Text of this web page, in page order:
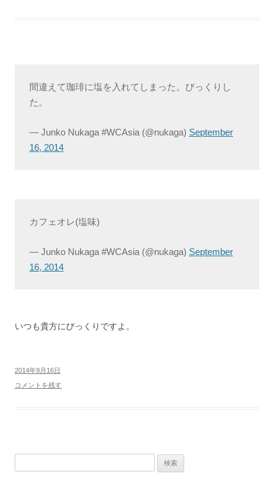
間違えて珈琲に塩を入れてしまった。びっくりし
た。
— Junko Nukaga #WCAsia (@nukaga) September
16, 2014
カフェオレ(塩味)
— Junko Nukaga #WCAsia (@nukaga) September
16, 2014
いつも貴方にびっくりですよ。
2014年9月16日
コメントを残す